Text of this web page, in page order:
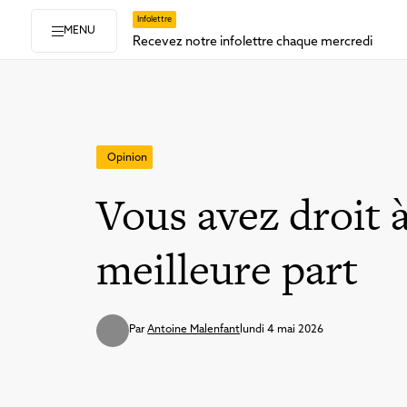
Infolettre
Recevez notre infolettre chaque mercredi
MENU
Opinion
Vous avez droit
meilleure part
ParAntoine Malenfant lundi 4 mai 2026